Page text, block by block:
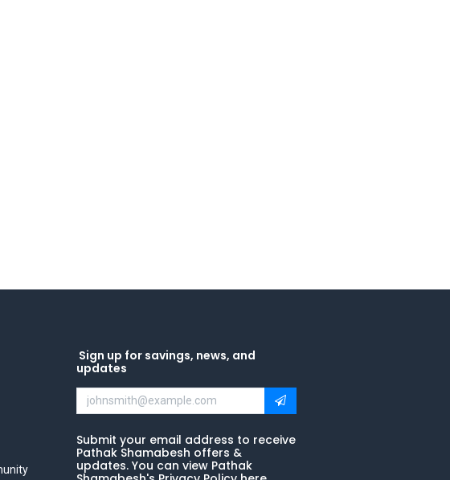
Sign up for savings, news, and
updates
Submit your email address to receive
Pathak Shamabesh offers &
updates. You can view Pathak